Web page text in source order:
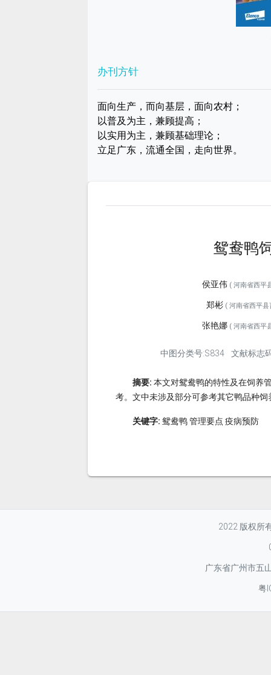
办刊方针
面向生产，而向基层，面向农村；
以普及为主，兼顾提高；
以实用为主，兼顾基础理论；
立足广东，流通全国，走向世界。
鸳鸯鸭
侯亚伟 ( 河南省西平
郑彬 ( 河南省西平
张艳娜 ( 河南省西平
中图分类号:S834 文献标志
摘要: 本文对鸳鸯鸭的特性及在饲养
考。文中未涉及部分可参考其它鸭品种
关键字: 鸳鸯鸭 管理要点 疫病预防
2022 版权所
广东省广州市五
粤